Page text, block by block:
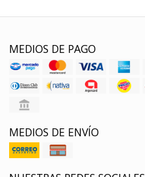
MEDIOS DE PAGO
MEDIOS DE ENVÍO